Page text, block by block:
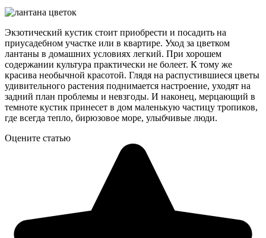
Экзотический кустик стоит приобрести и посадить на
приусадебном участке или в квартире. Уход за цветком
лантаны в домашних условиях легкий. При хорошем
содержании культура практически не болеет. К тому же
красива необычной красотой. Глядя на распустившиеся цветы
удивительного растения поднимается настроение, уходят на
задний план проблемы и невзгоды. И наконец, мерцающий в
темноте кустик принесет в дом маленькую частицу тропиков,
где всегда тепло, бирюзовое море, улыбчивые люди.
Оцените статью